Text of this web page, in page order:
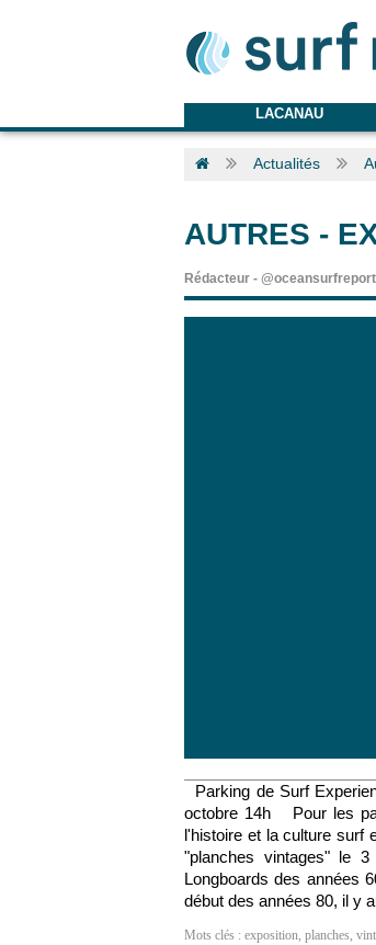
LACANAU
Actualités
AUTRES -
Rédacteur - @oceansurfreport
Parking de Surf
octobre 14h Pour les
l'histoire et la culture surf
"planches vintages" le
Longboards des années
début des années 80, il y
Mots clés : exposition, planches,